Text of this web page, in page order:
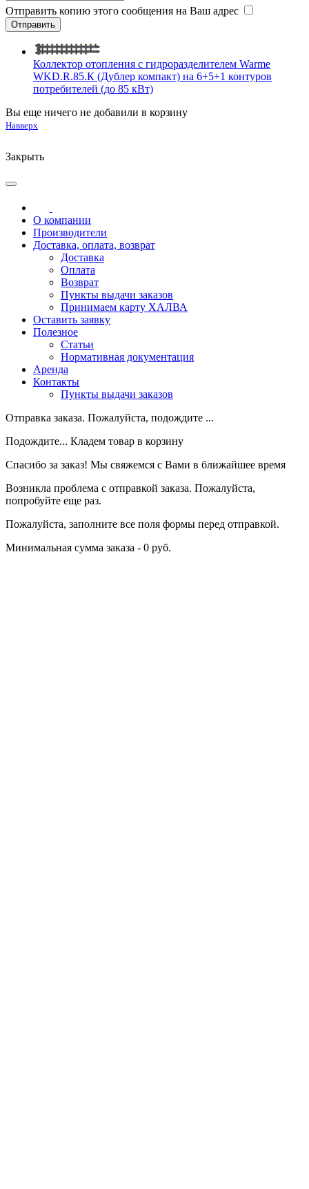
Отправить копию этого сообщения на Ваш адрес
Коллектор отопления с гидроразделителем Warme
WKD.R.85.К (Дублер компакт) на 6+5+1 контуров
потребителей (до 85 кВт)
Вы еще ничего не добавили в корзину
Навверх
Закрыть
О компании
Производители
Доставка, оплата, возврат
Доставка
Оплата
Возврат
Пункты выдачи заказов
Принимаем карту ХАЛВА
Оставить заявку
Полезное
Статьи
Нормативная документация
Аренда
Контакты
Пункты выдачи заказов
Отправка заказа. Пожалуйста, подождите ...
Подождите... Кладем товар в корзину
Спасибо за заказ! Мы свяжемся с Вами в ближайшее время
Возникла проблема с отправкой заказа. Пожалуйста,
попробуйте еще раз.
Пожалуйста, заполните все поля формы перед отправкой.
Минимальная сумма заказа - 0 руб.